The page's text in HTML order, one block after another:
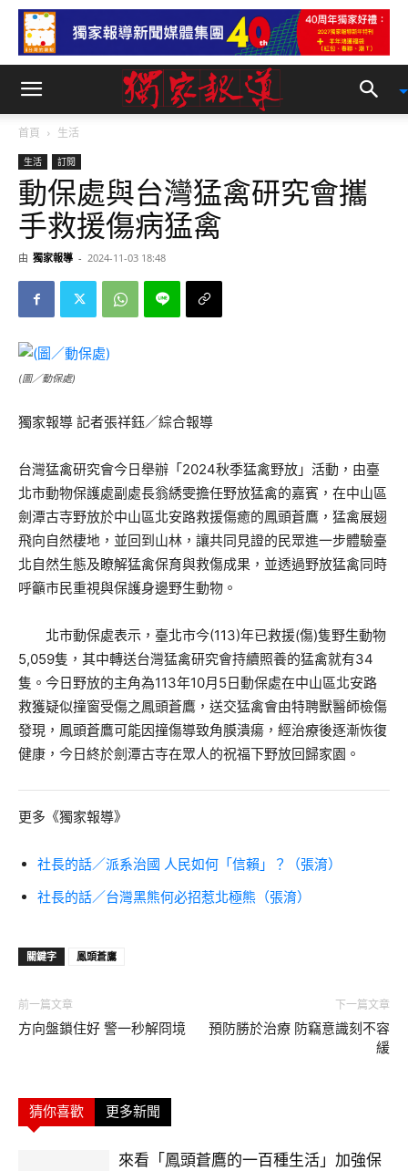
首頁 生活
生活 訂閱
動保處與台灣猛禽研究會攜
手救援傷病猛禽
由 獨家報導 - 2024-11-03 18:48
(圖／動保處)
獨家報導 記者張祥鈺／綜合報導
台灣猛禽研究會今日舉辦「2024秋季猛禽野放」活動，由臺
北市動物保護處副處長翁綉雯擔任野放猛禽的嘉賓，在中山區
劍潭古寺野放於中山區北安路救援傷癒的鳳頭蒼鷹，猛禽展翅
飛向自然棲地，並回到山林，讓共同見證的民眾進一步體驗臺
北自然生態及瞭解猛禽保育與救傷成果，並透過野放猛禽同時
呼籲市民重視與保護身邊野生動物。
北市動保處表示，臺北市今(113)年已救援(傷)隻野生動物
5,059隻，其中轉送台灣猛禽研究會持續照養的猛禽就有34
隻。今日野放的主角為113年10月5日動保處在中山區北安路
救獲疑似撞窗受傷之鳳頭蒼鷹，送交猛禽會由特聘獸醫師檢傷
發現，鳳頭蒼鷹可能因撞傷導致角膜潰瘍，經治療後逐漸恢復
健康，今日終於劍潭古寺在眾人的祝福下野放回歸家園。
更多《獨家報導》
社長的話／派系治國 人民如何「信賴」？（張淯）
社長的話／台灣黑熊何必招惹北極熊（張淯）
關鍵字 鳳頭蒼鷹
前一篇文章
方向盤鎖住好 警一秒解冏境
下一篇文章
預防勝於治療 防竊意識刻不容
緩
猜你喜歡 更多新聞
來看「鳳頭蒼鷹的一百種生活」加強保